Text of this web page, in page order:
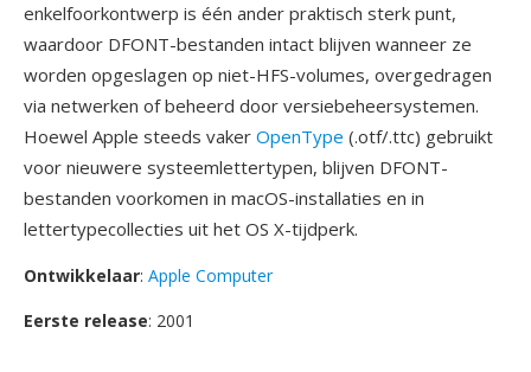
enkelfoorkontwerp is één ander praktisch sterk punt,
waardoor DFONT-bestanden intact blijven wanneer ze
worden opgeslagen op niet-HFS-volumes, overgedragen
via netwerken of beheerd door versiebeheersystemen.
Hoewel Apple steeds vaker OpenType (.otf/.ttc) gebruikt
voor nieuwere systeemlettertypen, blijven DFONT-
bestanden voorkomen in macOS-installaties en in
lettertypecollecties uit het OS X-tijdperk.
Ontwikkelaar: Apple Computer
Eerste release: 2001